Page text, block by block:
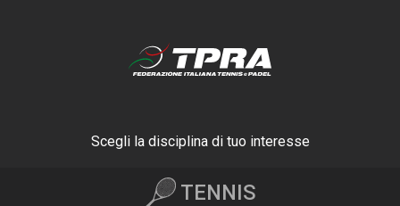
Scegli la disciplina di tuo interesse
TENNIS